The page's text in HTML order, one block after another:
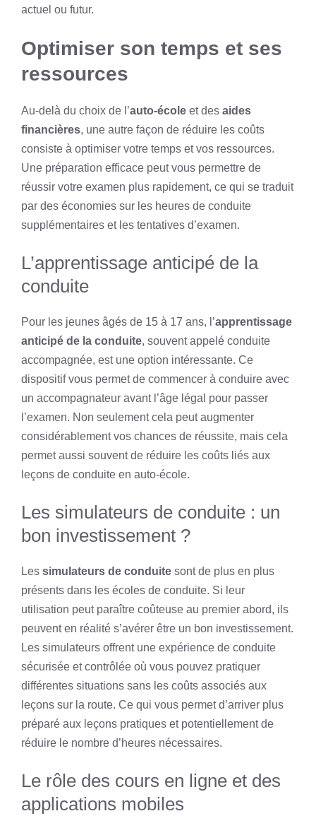
actuel ou futur.
Optimiser son temps et ses
ressources
Au-delà du choix de l’auto-école et des aides
financières, une autre façon de réduire les coûts
consiste à optimiser votre temps et vos ressources.
Une préparation efficace peut vous permettre de
réussir votre examen plus rapidement, ce qui se traduit
par des économies sur les heures de conduite
supplémentaires et les tentatives d’examen.
L’apprentissage anticipé de la
conduite
Pour les jeunes âgés de 15 à 17 ans, l’apprentissage
anticipé de la conduite, souvent appelé conduite
accompagnée, est une option intéressante. Ce
dispositif vous permet de commencer à conduire avec
un accompagnateur avant l’âge légal pour passer
l’examen. Non seulement cela peut augmenter
considérablement vos chances de réussite, mais cela
permet aussi souvent de réduire les coûts liés aux
leçons de conduite en auto-école.
Les simulateurs de conduite : un
bon investissement ?
Les simulateurs de conduite sont de plus en plus
présents dans les écoles de conduite. Si leur
utilisation peut paraître coûteuse au premier abord, ils
peuvent en réalité s’avérer être un bon investissement.
Les simulateurs offrent une expérience de conduite
sécurisée et contrôlée où vous pouvez pratiquer
différentes situations sans les coûts associés aux
leçons sur la route. Ce qui vous permet d’arriver plus
préparé aux leçons pratiques et potentiellement de
réduire le nombre d’heures nécessaires.
Le rôle des cours en ligne et des
applications mobiles